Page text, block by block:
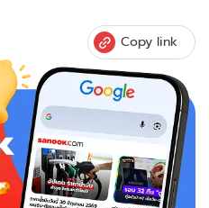
Copy link